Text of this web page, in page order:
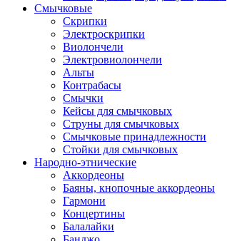
Смычковые
Скрипки
Электроскрипки
Виолончели
Электровиолончели
Альты
Контрабасы
Смычки
Кейсы для смычковых
Струны для смычковых
Смычковые принадлежности
Стойки для смычковых
Народно-этнические
Аккордеоны
Баяны, кнопочные аккордеоны
Гармони
Концертины
Балалайки